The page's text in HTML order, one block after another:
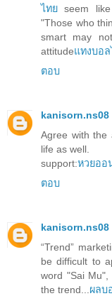
ไทย seem
"Those who
smart may
attitudeแทงบอล
ตอบ
kanisorn.ns08
Agree with the
life as well.
support:หวยออ
ตอบ
kanisorn.ns08
“Trend”
be difficult to
word "Sai Mu",
the trend... ผลบ